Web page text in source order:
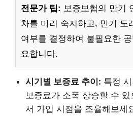
전문가 팁: 보증보험의 만기
차를 미리 숙지하고, 만기 도
여부를 결정하여 불필요한
요합니다.
시기별 보증료 추이: 특정
보증료가 소폭 상승할 수
서 가입 시점을 조율해보세